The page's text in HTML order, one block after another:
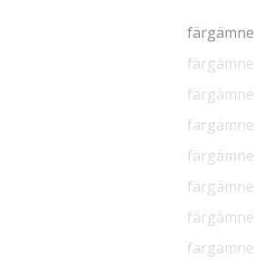
färgämne
färgämne
färgämne
färgämne
färgämne
färgämne
färgämne
färgämne
färgämne